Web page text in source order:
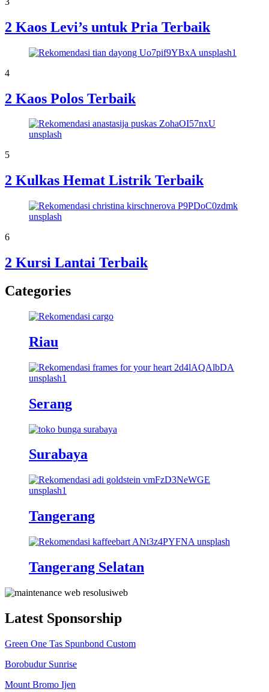
2 Kaos Levi’s untuk Pria Terbaik
4
2 Kaos Polos Terbaik
5
2 Kulkas Hemat Listrik Terbaik
6
2 Kursi Lantai Terbaik
Categories
Riau
Serang
Surabaya
Tangerang
Tangerang Selatan
Latest Sponsorship
Green One Tas Spunbond Custom
Borobudur Sunrise
Mount Bromo Ijen